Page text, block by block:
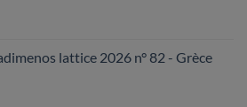
lattice 2026 n° 82 - Grèce